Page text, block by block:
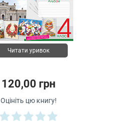
Читати уривок
120,00 грн
Оцініть цю книгу!